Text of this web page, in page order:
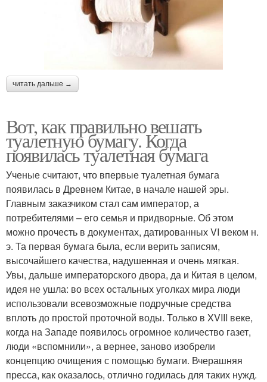
читать дальше →
Вот, как правильно вешать
туалетную бумагу. Когда
появилась туалетная бумага
Ученые считают, что впервые туалетная бумага
появилась в Древнем Китае, в начале нашей эры.
Главным заказчиком стал сам император, а
потребителями – его семья и придворные. Об этом
можно прочесть в документах, датированных VI веком н.
э. Та первая бумага была, если верить записям,
высочайшего качества, надушенная и очень мягкая.
Увы, дальше императорского двора, да и Китая в целом,
идея не ушла: во всех остальных уголках мира люди
использовали всевозможные подручные средства
вплоть до простой проточной воды. Только в XVIII веке,
когда на Западе появилось огромное количество газет,
люди «вспомнили», а вернее, заново изобрели
концепцию очищения с помощью бумаги. Вчерашняя
пресса, как оказалось, отлично годилась для таких нужд.